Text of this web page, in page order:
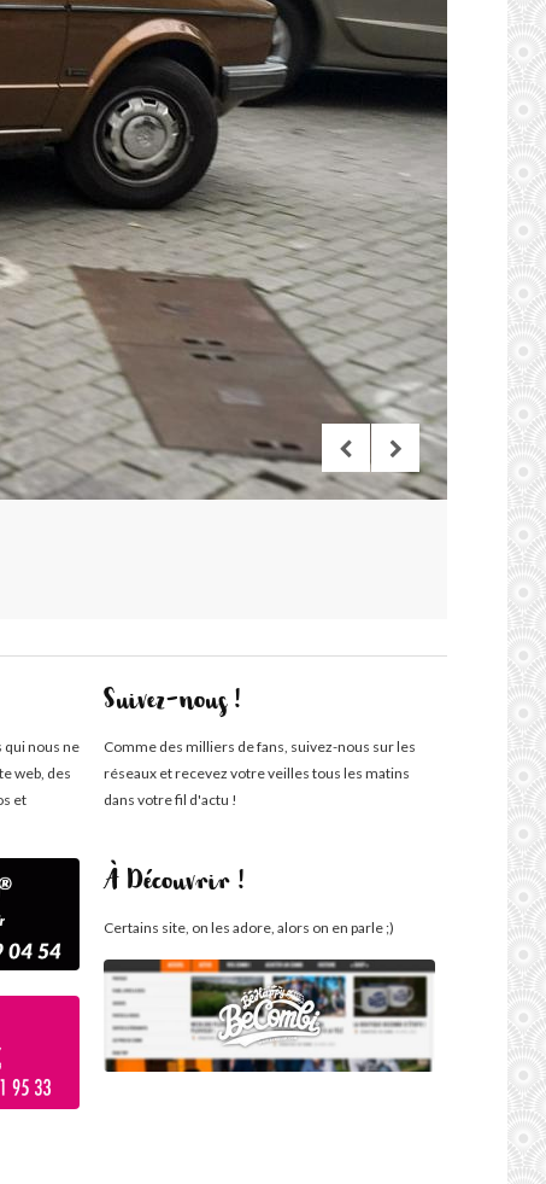
qui nous ne
web, des
et
Suivez-nous !
Comme des milliers de fans, suivez-nous sur les
réseaux et recevez votre veilles tous les matins
dans votre fil d'actu !
À Découvrir !
Certains site, on les adore, alors on en parle ;)